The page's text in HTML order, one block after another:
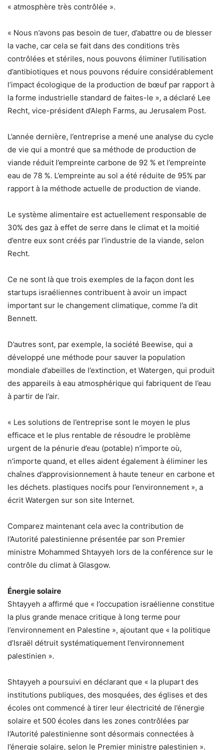
« atmosphère très contrôlée ».
« Nous n’avons pas besoin de tuer, d’abattre ou de blesser
la vache, car cela se fait dans des conditions très
contrôlées et stériles, nous pouvons éliminer l’utilisation
d’antibiotiques et nous pouvons réduire considérablement
l’impact écologique de la production de bœuf par rapport à
la forme industrielle standard de faites-le », a déclaré Lee
Recht, vice-président d’Aleph Farms, au Jerusalem Post.
L’année dernière, l’entreprise a mené une analyse du cycle
de vie qui a montré que sa méthode de production de
viande réduit l’empreinte carbone de 92 % et l’empreinte
eau de 78 %. L’empreinte au sol a été réduite de 95% par
rapport à la méthode actuelle de production de viande.
Le système alimentaire est actuellement responsable de
30% des gaz à effet de serre dans le climat et la moitié
d’entre eux sont créés par l’industrie de la viande, selon
Recht.
Ce ne sont là que trois exemples de la façon dont les
startups israéliennes contribuent à avoir un impact
important sur le changement climatique, comme l’a dit
Bennett.
D’autres sont, par exemple, la société Beewise, qui a
développé une méthode pour sauver la population
mondiale d’abeilles de l’extinction, et Watergen, qui produit
des appareils à eau atmosphérique qui fabriquent de l’eau
à partir de l’air.
« Les solutions de l’entreprise sont le moyen le plus
efficace et le plus rentable de résoudre le problème
urgent de la pénurie d’eau (potable) n’importe où,
n’importe quand, et elles aident également à éliminer les
chaînes d’approvisionnement à haute teneur en carbone et
les déchets. plastiques nocifs pour l’environnement », a
écrit Watergen sur son site Internet.
Comparez maintenant cela avec la contribution de
l’Autorité palestinienne présentée par son Premier
ministre Mohammed Shtayyeh lors de la conférence sur le
contrôle du climat à Glasgow.
Énergie solaire
Shtayyeh a affirmé que « l’occupation israélienne constitue
la plus grande menace critique à long terme pour
l’environnement en Palestine », ajoutant que « la politique
d’Israël détruit systématiquement l’environnement
palestinien ».
Shtayyeh a poursuivi en déclarant que « la plupart des
institutions publiques, des mosquées, des églises et des
écoles ont commencé à tirer leur électricité de l’énergie
solaire et 500 écoles dans les zones contrôlées par
l’Autorité palestinienne sont désormais connectées à
l’énergie solaire, selon le Premier ministre palestinien ».